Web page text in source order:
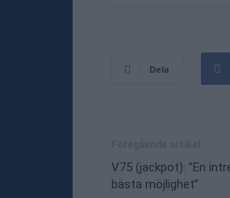
Dela
V75 (jackpot): ”En
bästa möjlighet”